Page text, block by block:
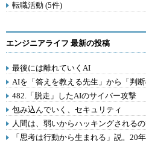
転職活動 (5件)
エンジニアライフ 最新の投稿
最後には離れていくAI
AIを「答えを教える先生」から「判
482.「脱走」したAIのサイバー攻撃
包み込んでいく、セキュリティ
人間は、弱いからハッキングされる
「思考は行動から生まれる」説。20